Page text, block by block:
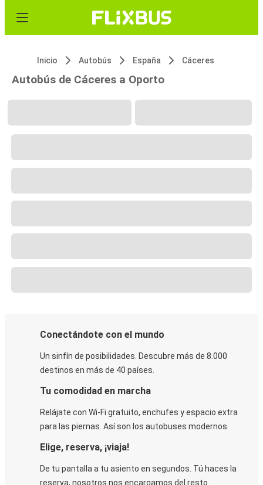
Inicio Autobús España Cáceres
Autobús de Cáceres a Oporto
Conectándote con el mundo
Un sinfín de posibilidades. Descubre más de 8.000
destinos en más de 40 países.
Tu comodidad en marcha
Relájate con Wi-Fi gratuito, enchufes y espacio extra
para las piernas. Así son los autobuses modernos.
Elige, reserva, ¡viaja!
De tu pantalla a tu asiento en segundos. Tú haces la
reserva, nosotros nos encargamos del resto.